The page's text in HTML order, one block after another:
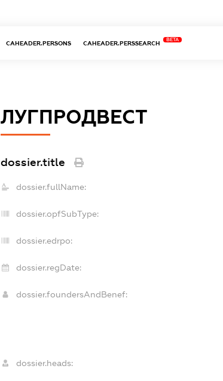
CAHEADER.PERSONS CAHEADER.PERSSEARCH
BETA
ЛУГПРОДВЕСТ
dossier.title
dossier.fullName:
dossier.opfSubType:
dossier.edrpo:
dossier.regDate:
dossier.foundersAndBenef:
dossier.heads: